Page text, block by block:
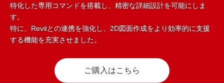
特化した専用コマンドを搭載し、精密な詳細設計を可能にしま
す。
特に、Revitとの連携を強化し、2D図面作成をより効率的に支援
する機能を充実させました。
ご購入はこちら